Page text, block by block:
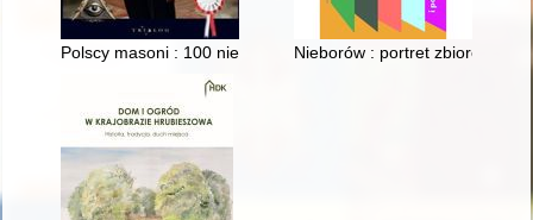
Polscy masoni : 100 niezwykłych postaciNieborów : portret zbiorowy